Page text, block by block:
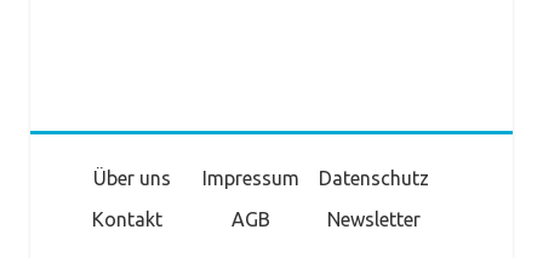
Über uns Impressum
Datenschutz
Kontakt
AGB Newsletter